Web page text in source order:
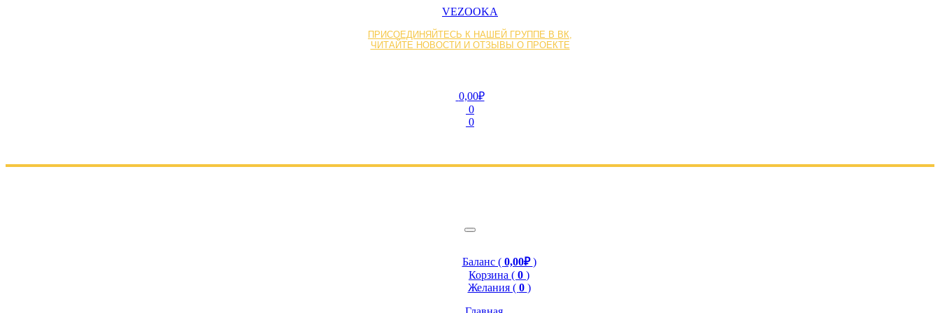
VEZOOKA
ПРИСОЕДИНЯЙТЕСЬ К НАШЕЙ ГРУППЕ В ВК,
ЧИТАЙТЕ НОВОСТИ И ОТЗЫВЫ О ПРОЕКТЕ
0,00₽
0
0
Баланс ( 0,00₽)
Корзина ( 0 )
Желания ( 0 )